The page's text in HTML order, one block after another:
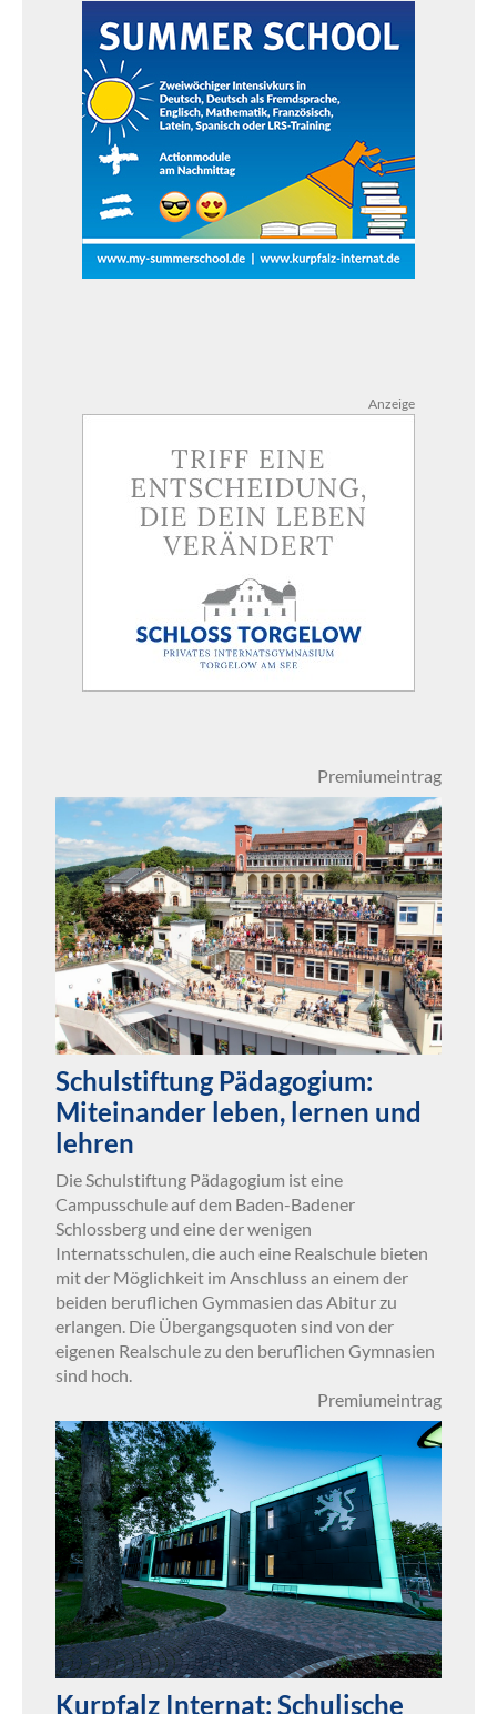
Anzeige
Premiumeintrag
Schulstiftung Pädagogium:
Miteinander leben, lernen und
lehren
Die Schulstiftung Pädagogium ist eine
Campusschule auf dem Baden-Badener
Schlossberg und eine der wenigen
Internatsschulen, die auch eine Realschule bieten
mit der Möglichkeit im Anschluss an einem der
beiden beruflichen Gymmasien das Abitur zu
erlangen. Die Übergangsquoten sind von der
eigenen Realschule zu den beruflichen Gymnasien
sind hoch.
Premiumeintrag
Kurpfalz Internat: Schulische